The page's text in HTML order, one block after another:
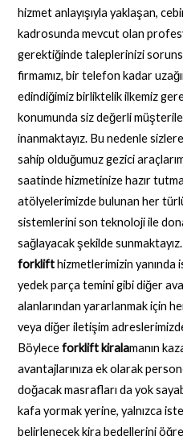
hizmet anlayışıyla yaklaşan,
kadrosunda mevcut olan
gerektiğinde taleplerinizi
firmamız, bir telefon kadar
edindiğimiz birliktelik ilkemiz
konumunda siz değerli
inanmaktayız. Bu nedenle
sahip olduğumuz gezici
saatinde hizmetinize hazır
atölyelerimizde bulunan her
sistemlerini son teknoloji ile
sağlayacak şekilde
forklifthizmetlerimizin
yedek parça temini gibi diğer
alanlarından yararlanmak için
veya diğer iletişim
Böyleceforklift kiralamanın
avantajlarınıza ek olarak
doğacak masrafları da yok
kafa yormak yerine, yalnızca
belirlenecek kira bedellerini